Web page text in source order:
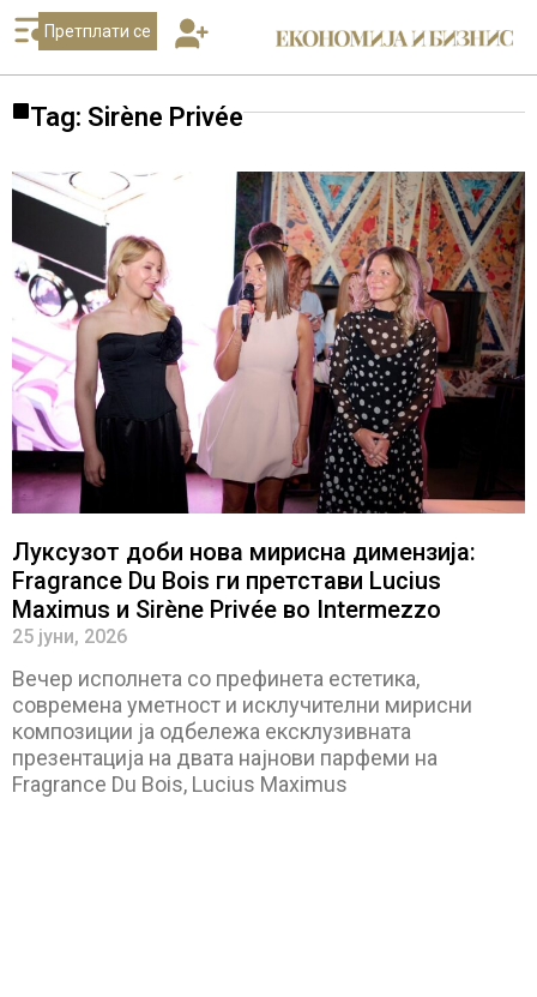
Претплати се
Tag: Sirène Privée
Луксузот доби нова мирисна димензија:
Fragrance Du Bois ги претстави Lucius
Maximus и Sirène Privée во Intermezzo
25 јуни, 2026
Вечер исполнета со префинета естетика,
современа уметност и исклучителни мирисни
композиции ја одбележа ексклузивната
презентација на двата најнови парфеми на
Fragrance Du Bois, Lucius Maximus